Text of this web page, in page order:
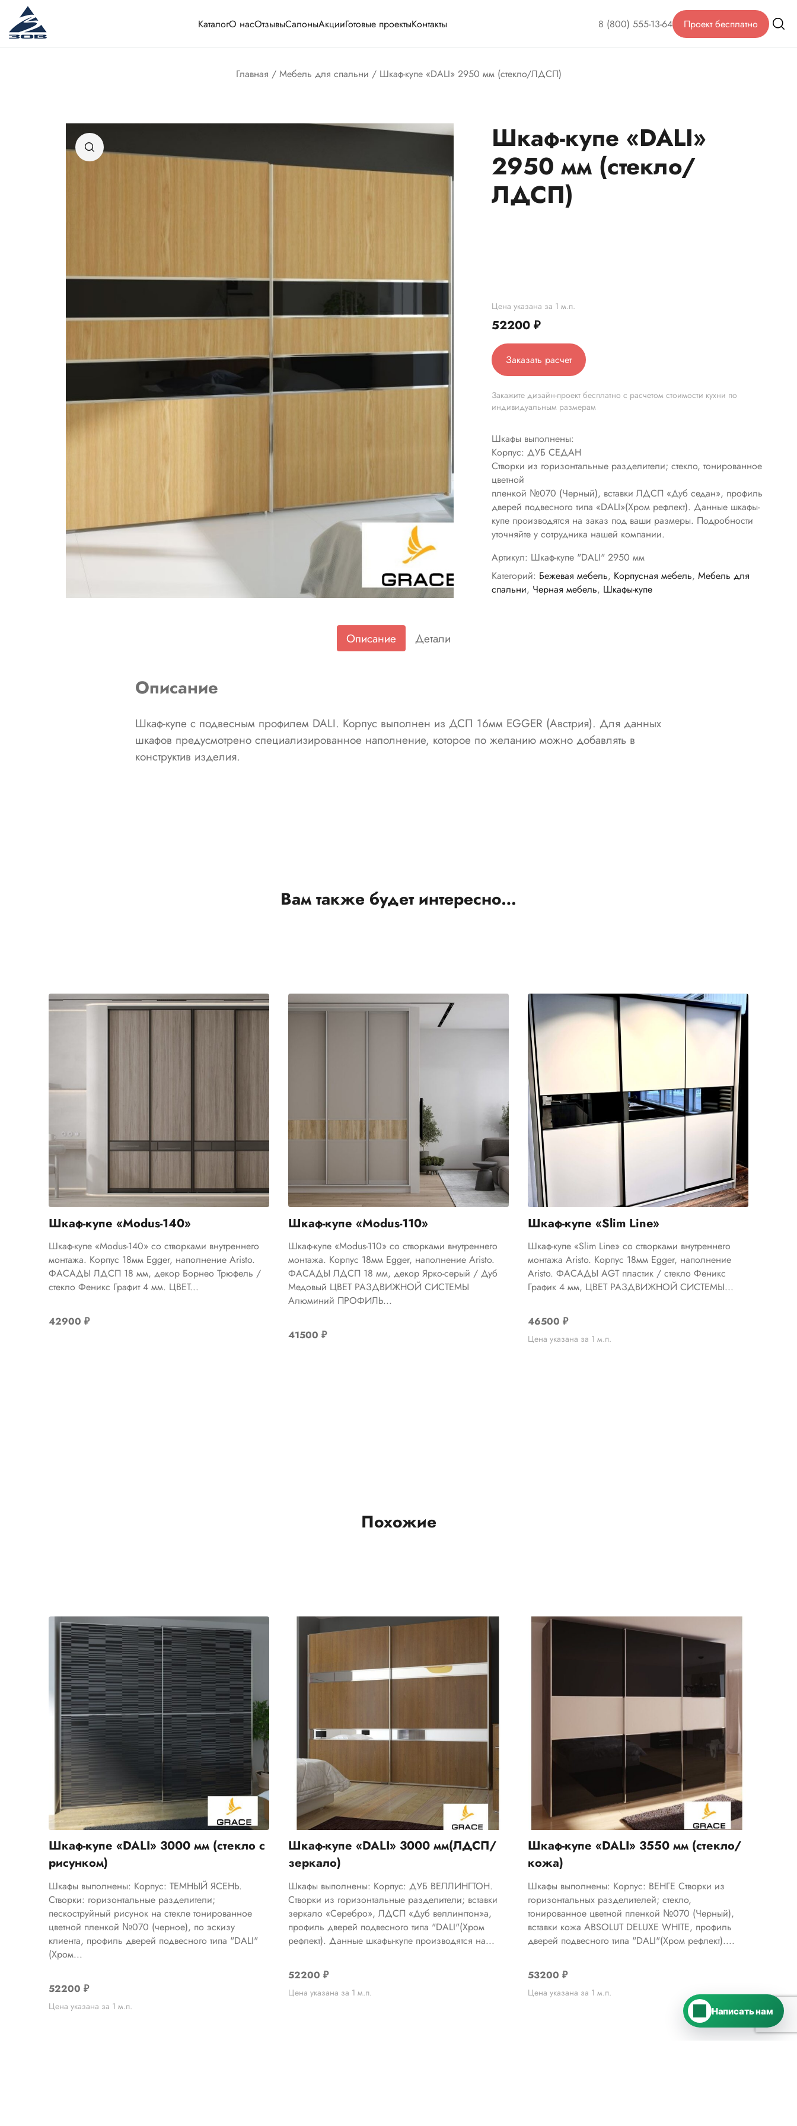
КаталогО насОтзывыСалоныАкцииГотовые проектыКонтакты 8 (800) 555-13-64 Проект бесплатно
Главная / Мебель для спальни / Шкаф-купе «DALI» 2950 мм (стекло/ЛДСП)
Шкаф-купе «DALI»
2950 мм (стекло/
ЛДСП)
Цена указана за 1 м.п.
52200 ₽
Заказать расчет
Закажите дизайн-проект бесплатно с расчетом стоимости кухни по
индивидуальным размерам
Шкафы выполнены:
Корпус: ДУБ СЕДАН
Створки из горизонтальные разделители; стекло, тонированное
цветной
пленкой №070 (Черный), вставки ЛДСП «Дуб седан», профиль
дверей подвесного типа «DALI»(Хром рефлект). Данные шкафы-
купе производятся на заказ под ваши размеры. Подробности
уточняйте у сотрудника нашей компании.
Артикул: Шкаф-купе "DALI" 2950 мм
Категорий: Бежевая мебель, Корпусная мебель, Мебель для
спальни, Черная мебель, Шкафы-купе
Описание Детали
Описание
Шкаф-купе с подвесным профилем DALI. Корпус выполнен из ДСП 16мм EGGER (Австрия). Для данных
шкафов предусмотрено специализированное наполнение, которое по желанию можно добавлять в
конструктив изделия.
Вам также будет интересно…
Шкаф-купе «Modus-140»
Шкаф-купе «Modus-140» со створками внутреннего
монтажа. Корпус 18мм Egger, наполнение Aristo.
ФАСАДЫ ЛДСП 18 мм, декор Борнео Трюфель /
стекло Феникс Графит 4 мм. ЦВЕТ...
42900₽
Шкаф-купе «Modus-110»
Шкаф-купе «Modus-110» со створками внутреннего
монтажа. Корпус 18мм Egger, наполнение Aristo.
ФАСАДЫ ЛДСП 18 мм, декор Ярко-серый / Дуб
Медовый ЦВЕТ РАЗДВИЖНОЙ СИСТЕМЫ
Алюминий ПРОФИЛЬ...
41500₽
Шкаф-купе «Slim Line»
Шкаф-купе «Slim Line» со створками внутреннего
монтажа Aristo. Корпус 18мм Egger, наполнение
Aristo. ФАСАДЫ AGT пластик / стекло Феникс
График 4 мм, ЦВЕТ РАЗДВИЖНОЙ СИСТЕМЫ...
46500 ₽
Цена указана за 1 м.п.
Похожие
Шкаф-купе «DALI» 3000 мм (стекло с
рисунком)
Шкафы выполнены: Корпус: ТЕМНЫЙ ЯСЕНЬ.
Створки: горизонтальные разделители;
пескоструйный рисунок на стекле тонированное
цветной пленкой №070 (черное), по эскизу
клиента, профиль дверей подвесного типа "DALI"
(Хром...
52200₽
Цена указана за 1 м.п.
Шкаф-купе «DALI» 3000 мм(ЛДСП/
зеркало)
Шкафы выполнены: Корпус: ДУБ ВЕЛЛИНГТОН.
Створки из горизонтальные разделители; вставки
зеркало «Серебро», ЛДСП «Дуб веллингтон»а,
профиль дверей подвесного типа "DALI"(Хром
рефлект). Данные шкафы-купе производятся на...
52200₽
Цена указана за 1 м.п.
Шкаф-купе «DALI» 3550 мм (стекло/
кожа)
Шкафы выполнены: Корпус: ВЕНГЕ Створки из
горизонтальных разделителей; стекло,
тонированное цветной пленкой №070 (Черный),
вставки кожа ABSOLUT DELUXE WHITE, профиль
дверей подвесного типа "DALI"(Хром рефлект)....
53200 ₽
Цена указана за 1 м.п.
Ответим в Telegram
MAX
Ответим в MAX
Написать нам